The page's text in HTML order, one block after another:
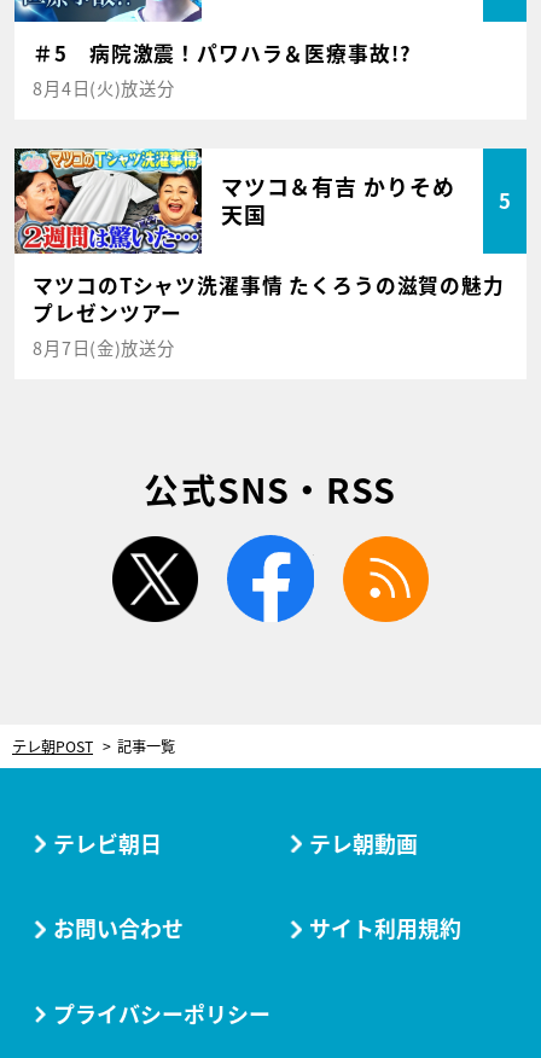
＃5 病院激震！パワハラ＆医療事故!?
8月4日(火)放送分
マツコ＆有吉 かりそめ
天国
5
マツコのTシャツ洗濯事情 たくろうの滋賀の魅力
プレゼンツアー
8月7日(金)放送分
公式SNS・RSS
twitter facebook
テレ朝POST 記事一覧
テレビ朝日 テレ朝動画
お問い合わせ サイト利用規約
プライバシーポリシー